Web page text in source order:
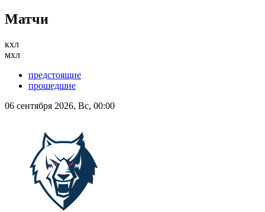
Матчи
кхл
мхл
предстоящие
прошедшие
06 сентября 2026, Вс, 00:00